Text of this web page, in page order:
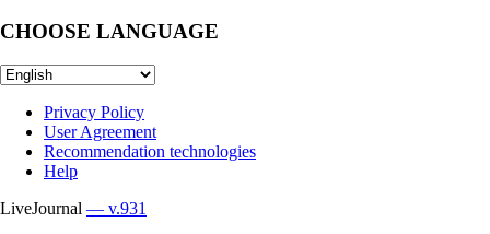
CHOOSE LANGUAGE
Privacy Policy
User Agreement
Recommendation technologies
Help
LiveJournal — v.931